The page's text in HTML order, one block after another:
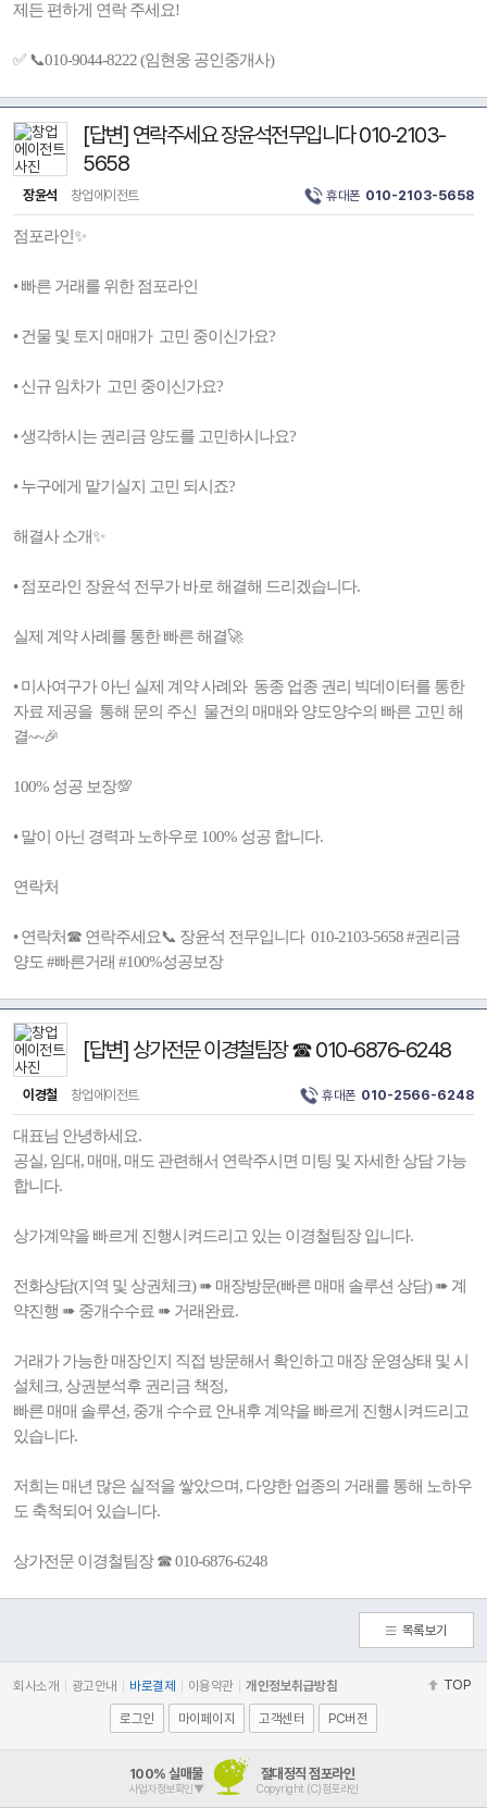
제든 편하게 연락 주세요!
✅ 📞010-9044-8222 (임현웅 공인중개사)
[답변] 연락주세요 장윤석전무입니다 010-2103-
5658
장윤석 창업에이전트 휴대폰 010-2103-5658
점포라인✨
• 빠른 거래를 위한 점포라인
• 건물 및 토지 매매가 고민 중이신가요?
• 신규 임차가 고민 중이신가요?
• 생각하시는 권리금 양도를 고민하시나요?
• 누구에게 맡기실지 고민 되시죠?
해결사 소개✨
• 점포라인 장윤석 전무가 바로 해결해 드리겠습니다.
실제 계약 사례를 통한 빠른 해결🚀
• 미사여구가 아닌 실제 계약 사례와 동종 업종 권리 빅데이터를 통한
자료 제공을 통해 문의 주신 물건의 매매와 양도양수의 빠른 고민 해
결~~🎉
100% 성공 보장💯
• 말이 아닌 경력과 노하우로 100% 성공 합니다.
연락처
• 연락처☎ 연락주세요📞 장윤석 전무입니다 010-2103-5658 #권리금
양도 #빠른거래 #100%성공보장
[답변] 상가전문 이경철팀장 ☎ 010-6876-6248
이경철 창업에이전트 휴대폰 010-2566-6248
대표님 안녕하세요.
공실, 임대, 매매, 매도 관련해서 연락주시면 미팅 및 자세한 상담 가능
합니다.
상가계약을 빠르게 진행시켜드리고 있는 이경철팀장 입니다.
전화상담(지역 및 상권체크) ➠ 매장방문(빠른 매매 솔루션 상담) ➠ 계
약진행 ➠ 중개수수료 ➠ 거래완료.
거래가 가능한 매장인지 직접 방문해서 확인하고 매장 운영상태 및 시
설체크, 상권분석후 권리금 책정,
빠른 매매 솔루션, 중개 수수료 안내후 계약을 빠르게 진행시켜드리고
있습니다.
저희는 매년 많은 실적을 쌓았으며, 다양한 업종의 거래를 통해 노하우
도 축척되어 있습니다.
상가전문 이경철팀장 ☎ 010-6876-6248
목록보기
회사소개 광고안내 바로결제 이용약관 개인정보취급방침 TOP
로그인 마이페이지 고객센터 PC버전
100% 실매물
사업자정보확인▼
절대정직 점포라인
Copyright (C)점포라인